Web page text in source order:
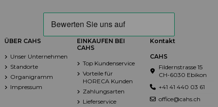
ÜBER CAHS
Unser Unternehmen
Standorte
Organigramm
Impressum
EINKAUFEN BEI
CAHS
Top Kundenservice
Vorteile für
HORECA Kunden
Zahlungsarten
Lieferservice
Kontakt
CAHS
Fildernstrasse 15
CH-6030 Ebikon
+41 41 440 03 61
office@cahs.ch